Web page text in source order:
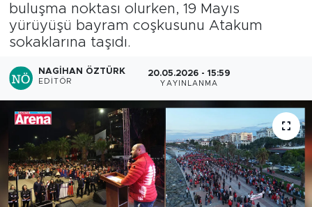
buluşma noktası olurken, 19 Mayıs
yürüyüşü bayram coşkusunu Atakum
sokaklarına taşıdı.
NAGIHAN ÖZTÜRK
EDITÖR
20.05.2026 - 15:59
YAYINLANMA
Haber Arşivi